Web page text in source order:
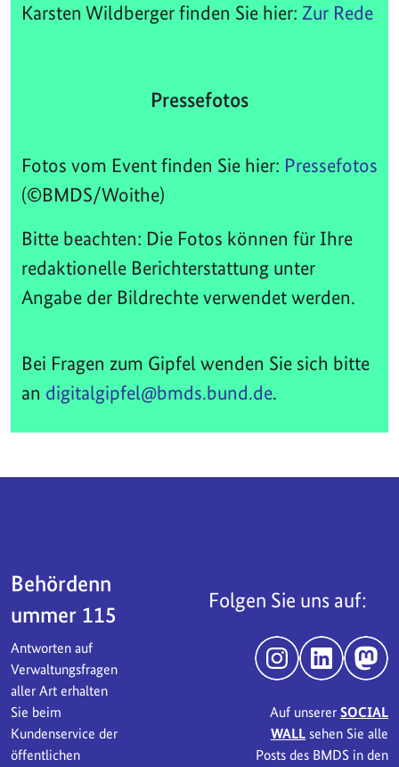
Karsten Wildberger finden Sie hier: Zur Rede
Pressefotos
Fotos vom Event finden Sie hier: Pressefotos
(©BMDS/Woithe)
Bitte beachten: Die Fotos können für Ihre
redaktionelle Berichterstattung unter
Angabe der Bildrechte verwendet werden.
Bei Fragen zum Gipfel wenden Sie sich bitte
an digitalgipfel@bmds.bund.de.
Behördenn
ummer 115
Antworten auf
Verwaltungsfragen
aller Art erhalten
Sie beim
Kundenservice der
öffentlichen
Folgen Sie uns auf:
InstagramLinkedIn
Auf unserer SOCIAL
WALLsehen Sie alle
Posts des BMDS in den